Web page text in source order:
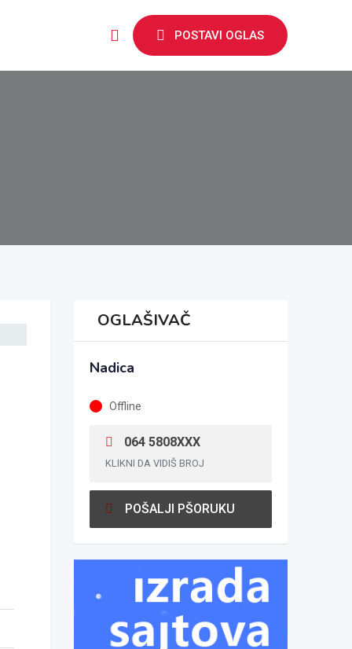
POSTAVI OGLAS
OGLAŠIVAČ
Nadica
Offline
064 5808XXX
KLIKNI DA VIDIŠ BROJ
POŠALJI PŠORUKU